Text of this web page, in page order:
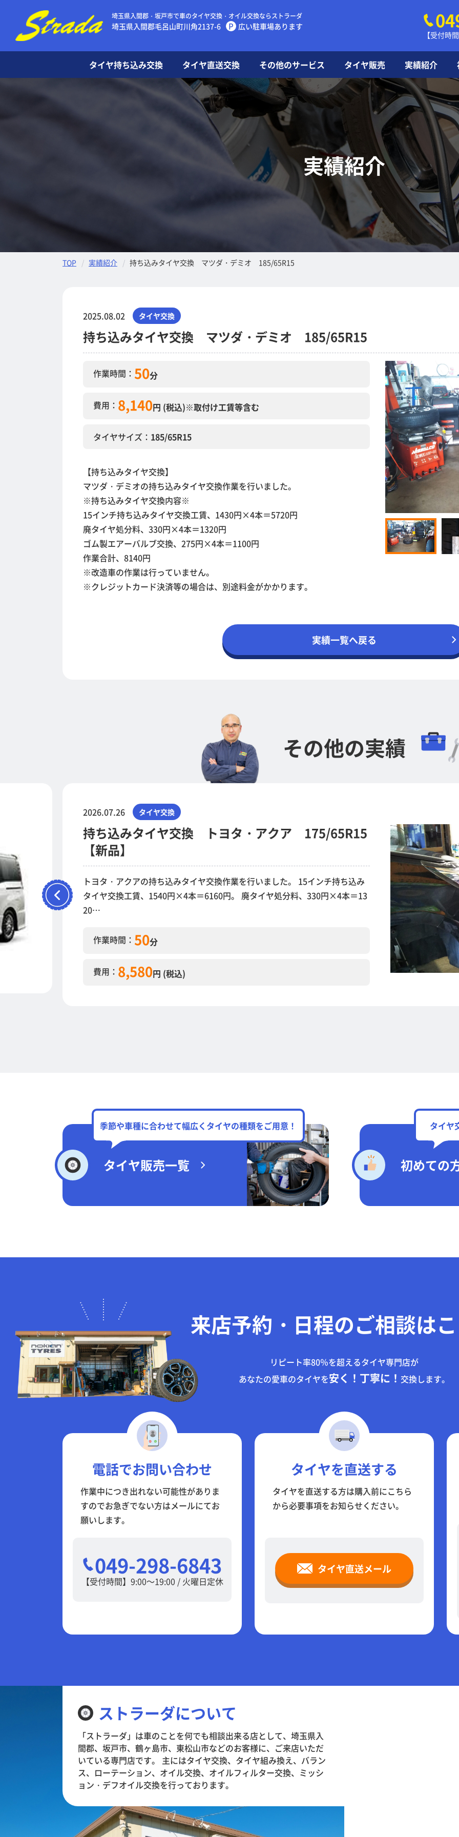
埼玉県入間郡・坂戸市で車のタイヤ交換・オイル交換ならストラーダ
埼玉県入間郡毛呂山町川角2137-6 P 広い駐車場あります
【受付時
タイヤ持ち込み交換 タイヤ直送交換 その他のサービス タイヤ販売 実績紹介
タイヤ
豆知識
よくあ
実績紹介
TOP 実績紹介 持ち込みタイヤ交換 マツダ・デミオ 185/65R15
2025.08.02 タイヤ交換
持ち込みタイヤ交換 マツダ・デミオ 185/65R15
作業時間： 50分
費用： 8,140円 (税込)※取付け工賃等含む
タイヤサイズ： 185/65R15
【持ち込みタイヤ交換】
マツダ・デミオの持ち込みタイヤ交換作業を行いました。
※持ち込みタイヤ交換内容※
15インチ持ち込みタイヤ交換工賃、1430円×4本＝5720円
廃タイヤ処分料、330円×4本＝1320円
ゴム製エアーバルブ交換、275円×4本＝1100円
作業合計、8140円
※改造車の作業は行っていません。
※クレジットカード決済等の場合は、別途料金がかかります。
実績一覧へ戻る
その他の実績
2026.07.26 タイヤ交換
持ち込みタイヤ交換 トヨタ・アクア 175/65R15
【新品】
トヨタ・アクアの持ち込みタイヤ交換作業を行いました。 15インチ持ち込み
タイヤ交換工賃、1540円×4本＝6160円。 廃タイヤ処分料、330円×4本＝13
20…
作業時間： 50分
費用： 8,580円 (税込)
季節や車種に合わせて幅広くタイヤの種類をご用意！
タイヤ販売一覧
タイヤ
初めての
来店予約・日程のご相談は
リピート率80％を超えるタイヤ専門店が
あなたの愛車のタイヤを安く！丁寧に！ 交換します。
電話でお問い合わせ
作業中につき出れない可能性がありま
すのでお急ぎでない方はメールにてお
願いします。
049-298-6843
【受付時間】9:00～19:00 / 火曜日定休
タイヤを直送する
タイヤを直送する方は購入前にこちら
から必要事項をお知らせください。
タイヤ直送メール
ストラーダについて
「ストラーダ」は車のことを何でも相談出来る店として、埼玉県入
間郡、坂戸市、鶴ヶ島市、東松山市などのお客様に、ご来店いただ
いている専門店です。 主にはタイヤ交換、タイヤ組み換え、バラン
ス、ローテーション、オイル交換、オイルフィルター交換、ミッシ
ョン・デフオイル交換を行っております。